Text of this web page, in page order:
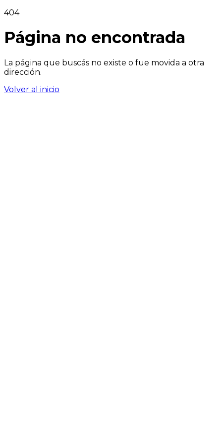
404
Página no encontrada
La página que buscás no existe o fue movida a otra
dirección.
Volver al inicio